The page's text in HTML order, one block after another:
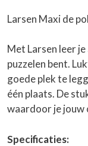
Larsen Maxi de
Met Larsen leer
puzzelen bent.
goede plek te
één plaats. De
waardoor je jouw
Specificaties: